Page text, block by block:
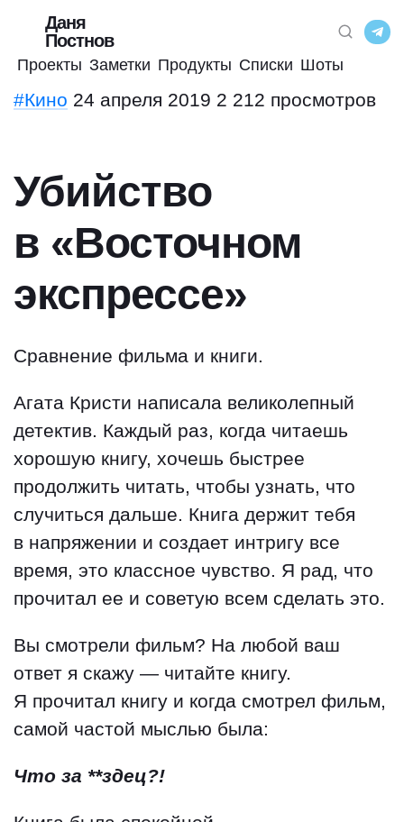
Даня
Постнов
Проекты Заметки Продукты Списки Шоты
#Кино 24 апреля 2019 2 212 просмотров
Убийство
в «Восточном
экспрессе»
Сравнение фильма и книги.
Агата Кристи написала великолепный
детектив. Каждый раз, когда читаешь
хорошую книгу, хочешь быстрее
продолжить читать, чтобы узнать, что
случиться дальше. Книга держит тебя
в напряжении и создает интригу все
время, это классное чувство. Я рад, что
прочитал ее и советую всем сделать это.
Вы смотрели фильм? На любой ваш
ответ я скажу — читайте книгу.
Я прочитал книгу и когда смотрел фильм,
самой частой мыслью была:
Что за **здец?!